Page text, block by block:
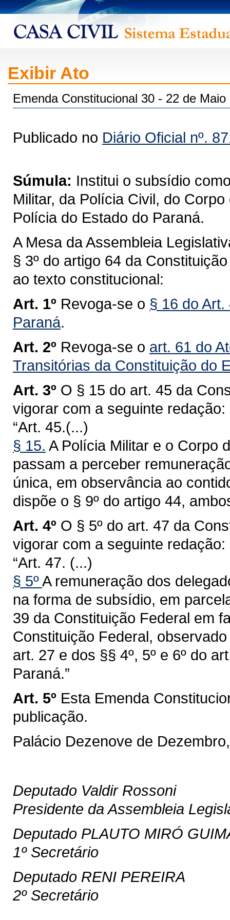
Exibir Ato
Emenda Constitucional 30 - 22 de Maio
Publicado no Diário Oficial nº.
Súmula: Institui o subsídio
Militar, da Polícia Civil, do
Polícia do Estado do Paraná.
A Mesa da Assembleia
§ 3º do artigo 64 da
ao texto constitucional:
Art. 1º Revoga-se o § 16 do
Paraná.
Art. 2º Revoga-se o art. 61 do
Transitórias da Constituição do
Art. 3º O § 15 do art. 45 da
vigorar com a seguinte redação:
“Art. 45.(...)
§ 15. A Polícia Militar e o Corpo
passam a perceber
única, em observância ao
dispõe o § 9º do artigo 44,
Art. 4º O § 5º do art. 47 da
vigorar com a seguinte redação:
“Art. 47. (...)
§ 5ºA remuneração dos
na forma de subsídio, em
39 da Constituição Federal em
Constituição Federal,
art. 27 e dos §§ 4º, 5º e 6º do
Paraná.”
Art. 5º Esta Emenda
publicação.
Palácio Dezenove de
Deputado Valdir Rossoni
Presidente da Assembleia
Deputado PLAUTO MIRÓ
1º Secretário
Deputado RENI PEREIRA
2º Secretário